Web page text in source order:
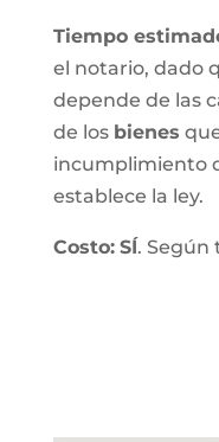
Tiempo
el notario, dado
depende de las
de los bienes
incumplimiento
establece la ley.
Costo: SÍ. Según